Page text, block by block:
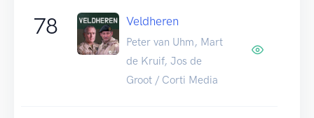
78 Veldheren
Peter van Uhm, Mart
de Kruif, Jos de
Groot / Corti Media